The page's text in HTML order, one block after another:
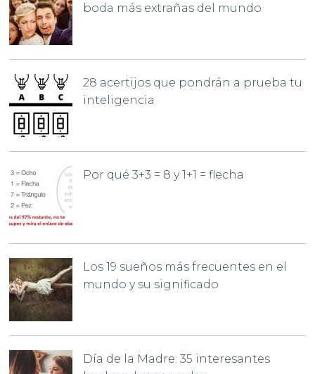
boda más extrañas del mundo
28 acertijos que pondrán a prueba tu
inteligencia
Por qué 3+3 = 8 y 1+1 = flecha
Los 19 sueños más frecuentes en el
mundo y su significado
Día de la Madre: 35 interesantes